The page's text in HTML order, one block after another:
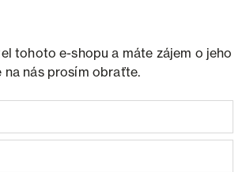
tohoto e-shopu a máte zájem o jeho
na nás prosím obraťte.